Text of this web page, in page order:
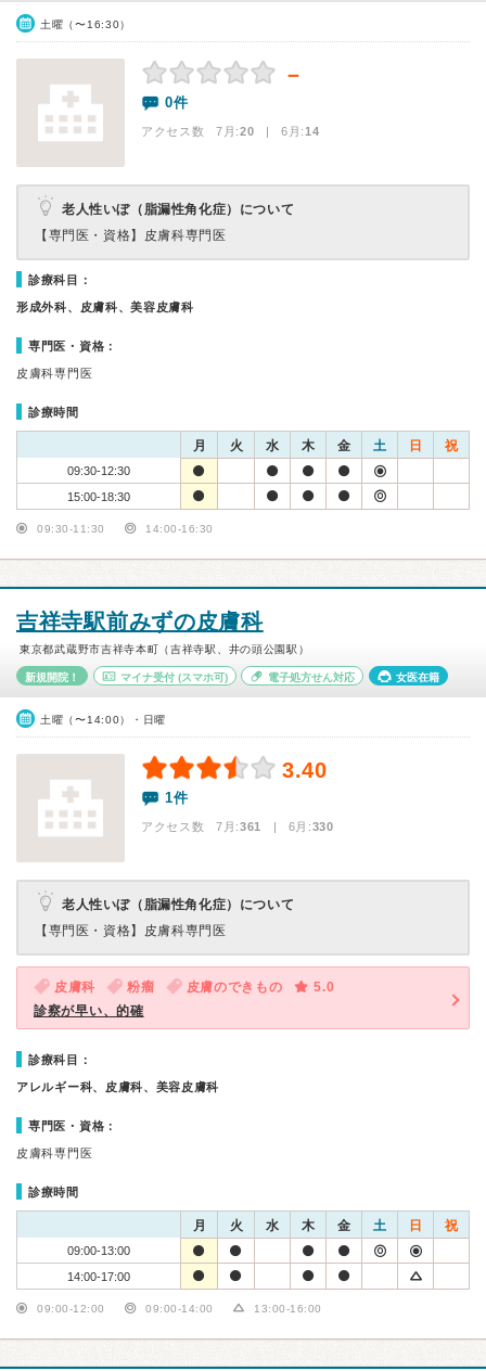
土曜（〜16:30）
－
0件
アクセス数 7月:20 | 6月:14
老人性いぼ（脂漏性角化症）について
【専門医・資格】 皮膚科専門医
診療科目：
形成外科、皮膚科、美容皮膚科
専門医・資格：
皮膚科専門医
診療時間
月 火 水 木 金 土 日 祝
09:30-12:30
15:00-18:30
09:30-11:30 14:00-16:30
吉祥寺駅前みずの皮膚科
東京都武蔵野市吉祥寺本町（吉祥寺駅、井の頭公園駅）
新規開院！ マイナ受付(スマホ可) 電子処方せん対応 女医在籍
土曜（〜14:00）・日曜
3.40
1件
アクセス数 7月:361 | 6月:330
老人性いぼ（脂漏性角化症）について
【専門医・資格】 皮膚科専門医
皮膚科 粉瘤 皮膚のできもの
5.0
診察が早い、的確
診療科目：
アレルギー科、皮膚科、美容皮膚科
専門医・資格：
皮膚科専門医
診療時間
月 火 水 木 金 土 日 祝
09:00-13:00
14:00-17:00
09:00-12:00 09:00-14:00 13:00-16:00